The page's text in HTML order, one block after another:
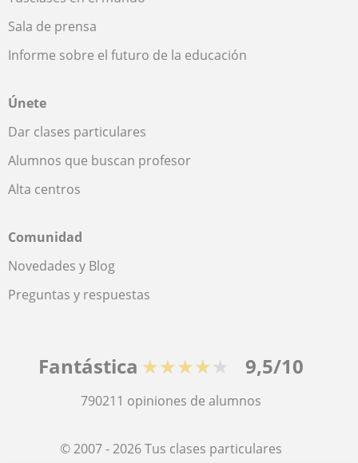
Sala de prensa
Informe sobre el futuro de la educación
Únete
Dar clases particulares
Alumnos que buscan profesor
Alta centros
Comunidad
Novedades y Blog
Preguntas y respuestas
Fantástica ★★★★★ 9,5/10
790211 opiniones de alumnos
© 2007 - 2026 Tus clases particulares